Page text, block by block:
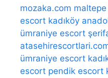
mozaka.com
escort kadıköy
ümraniye escort
ümraniye escort
escort pendik escort